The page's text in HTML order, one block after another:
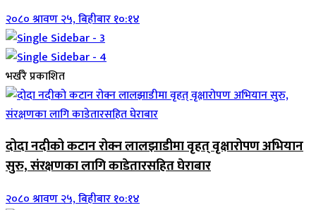
२०८० श्रावण २५, बिहीबार १०:१४
भर्खरै प्रकाशित
दोदा नदीको कटान रोक्न लालझाडीमा वृहत् वृक्षारोपण अभियान
सुरु, संरक्षणका लागि काडेतारसहित घेराबार
२०८० श्रावण २५, बिहीबार १०:१४